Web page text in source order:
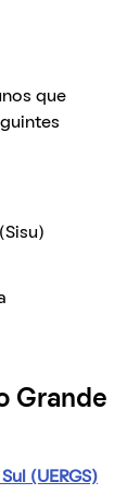
que
Grande
(UERGS)